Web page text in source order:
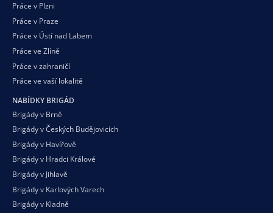
Práce v Plzni
Práce v Praze
Práce v Ústí nad Labem
Práce ve Zlíně
Práce v zahraničí
Práce ve vaší lokalitě
NABÍDKY BRIGÁD
Brigády v Brně
Brigády v Českých Budějovicích
Brigády v Havířově
Brigády v Hradci Králové
Brigády v Jihlavě
Brigády v Karlových Varech
Brigády v Kladně